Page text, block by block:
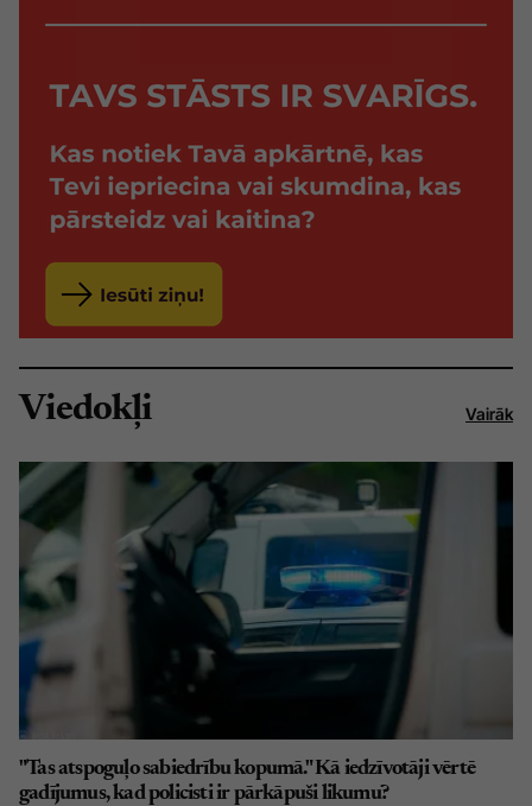
Viedokļi Vairāk
"Tas atspoguļo sabiedrību kopumā." Kā iedzīvotāji vērtē
gadījumus, kad policisti ir pārkāpuši likumu?